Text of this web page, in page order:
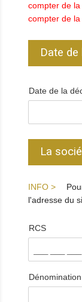
compter de
compter de la
Date de
Date de la
La
l'adresse du
RCS
Dénomination